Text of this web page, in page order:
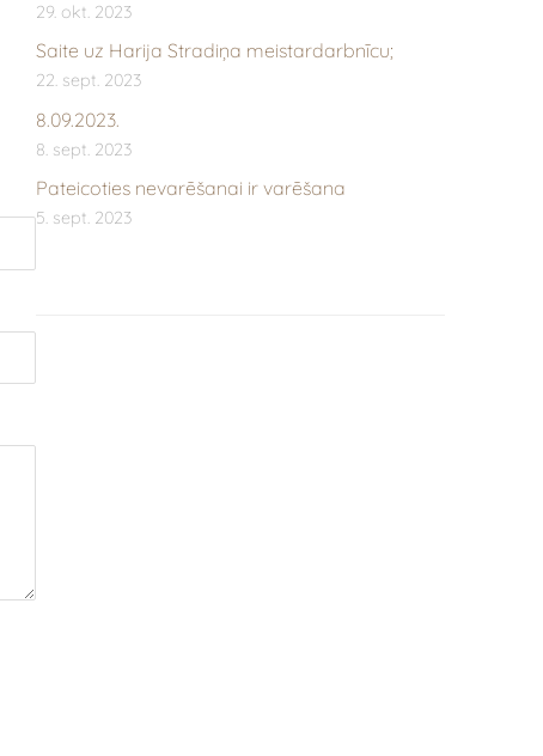
29. okt. 2023
Saite uz Harija Stradiņa meistardarbnīcu;
22. sept. 2023
8.09.2023.
8. sept. 2023
Pateicoties nevarēšanai ir varēšana
5. sept. 2023